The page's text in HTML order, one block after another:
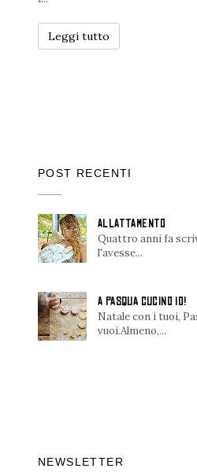
Leggi tutto
POST RECENTI
ALLATTAMENTO
Quattro anni fa
l'avesse...
A PASQUA CUCINO IO!
Natale con i tuoi,
vuoi.Almeno,...
NEWSLETTER